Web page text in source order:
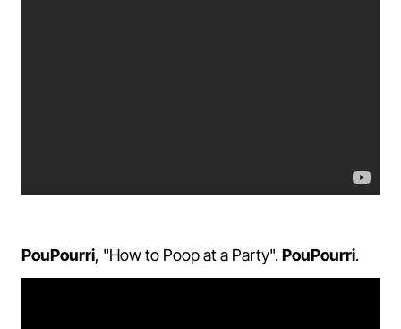
PouPourri, "How to Poop at a Party".PouPourri.